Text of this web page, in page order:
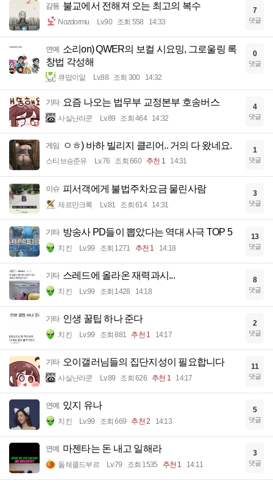
감동 불교에서 전해져 오는 최고의 복수
Nozdormu Lv.90 조회 558 14:33
7
댓글
연예
소리on) QWER의 보컬 시요밍, 그로울링 록
창법 각성해
큐땁이알 Lv.88 조회 300 14:32
0
댓글
기타 요즘 나오는 법무부 교정본부 호송버스
사실난라쿤 Lv.89 조회 464 14:32
4
댓글
게임 ㅇㅎ) 바하 빌리지 클리어.. 거의 다 왔네요.
스티브승준유 Lv.76 조회 660 추천 1 14:31
1
댓글
이슈 피서객에게 불법주차요금 물린사람
제르만크록 Lv.81 조회 614 14:31
3
댓글
기타 방송사 PD들이 뽑았다는 역대 사극 TOP 5
치킨 Lv.99 조회 1271 추천 1 14:18
13
댓글
기타 스레드에 올라온 재력과시...
치킨 Lv.99 조회 1428 14:18
8
댓글
기타 인생 꿀팁 하나 준다
치킨 Lv.99 조회 881 추천 1 14:17
2
댓글
기타 오이갤러님들의 집단지성이 필요합니다
사실난라쿤 Lv.89 조회 626 추천 1 14:17
11
댓글
연예 있지 유나
치킨 Lv.99 조회 669 추천 2 14:13
5
댓글
연예 마젠타는 돈 내고 일해라
돌체콜드부르 Lv.79 조회 1535 추천 1 14:11
3
댓글